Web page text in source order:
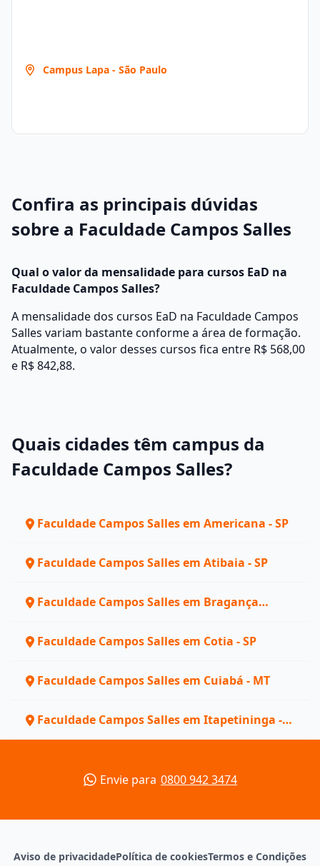
Campus Lapa - São Paulo
Confira as principais dúvidas
sobre a Faculdade Campos Salles
Qual o valor da mensalidade para cursos EaD na
Faculdade Campos Salles?
A mensalidade dos cursos EaD na Faculdade Campos
Salles variam bastante conforme a área de formação.
Atualmente, o valor desses cursos fica entre R$ 568,00
e R$ 842,88.
Quais cidades têm campus da
Faculdade Campos Salles?
Faculdade Campos Salles em Americana - SP
Faculdade Campos Salles em Atibaia - SP
Faculdade Campos Salles em Bragança
Faculdade Campos Salles em Cotia - SP
Faculdade Campos Salles em Cuiabá - MT
Faculdade Campos Salles em Itapetininga -
SP
Envie para 0800 942 3474
Aviso de privacidadePolítica de cookiesTermos e Condições